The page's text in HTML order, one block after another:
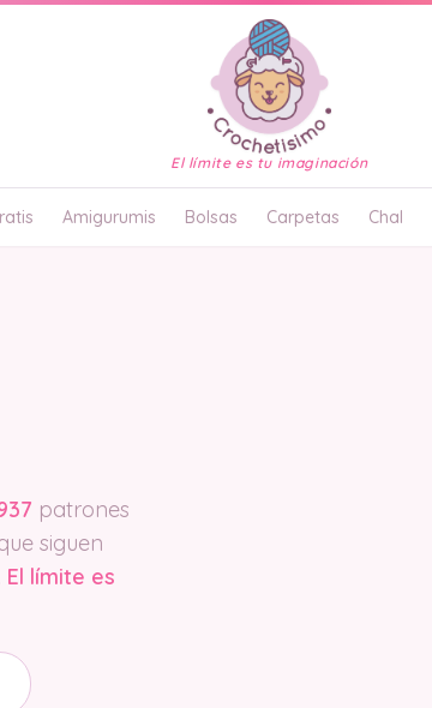
El límite es tu imaginación
Amigurumis Bolsas Carpetas Chal
patrones
siguen
El límite es